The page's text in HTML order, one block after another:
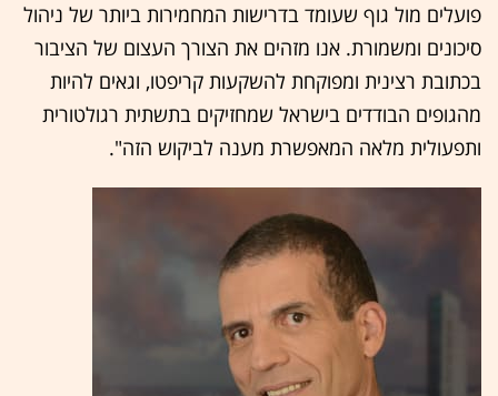
פועלים מול גוף שעומד בדרישות המחמירות ביותר של ניהול
סיכונים ומשמורת. אנו מזהים את הצורך העצום של הציבור
בכתובת רצינית ומפוקחת להשקעות קריפטו, וגאים להיות
מהגופים הבודדים בישראל שמחזיקים בתשתית רגולטורית
ותפעולית מלאה המאפשרת מענה לביקוש הזה".